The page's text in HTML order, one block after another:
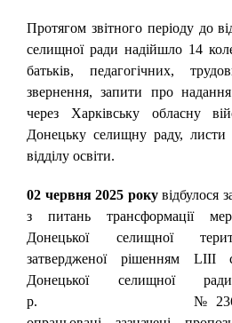
Протягом звітного періоду до
селищної ради надійшло 14
батьків, педагогічних,
звернення, запити про надання
через Харківську обласну
Донецьку селищну раду, листи
відділу освіти.
02 червня 2025 рокувідбулося
з питань трансформації
Донецької селищної
затвердженої рішенням LIIІ
Донецької селищної
р. № 2364-VIII, на